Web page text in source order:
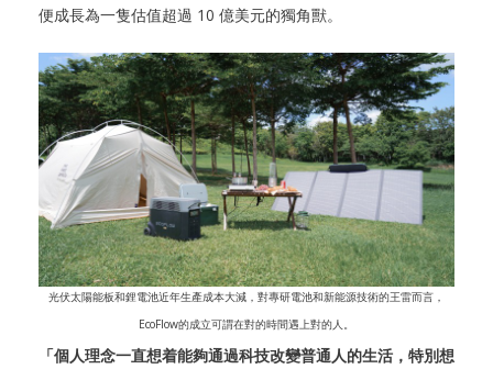
便成長為一隻估值超過 10 億美元的獨角獸。
光伏太陽能板和鋰電池近年生產成本大減，對專研電池和新能源技術的王雷而言，
EcoFlow的成立可謂在對的時間遇上對的人。
「個人理念一直想着能夠通過科技改變普通人的生活，特別想